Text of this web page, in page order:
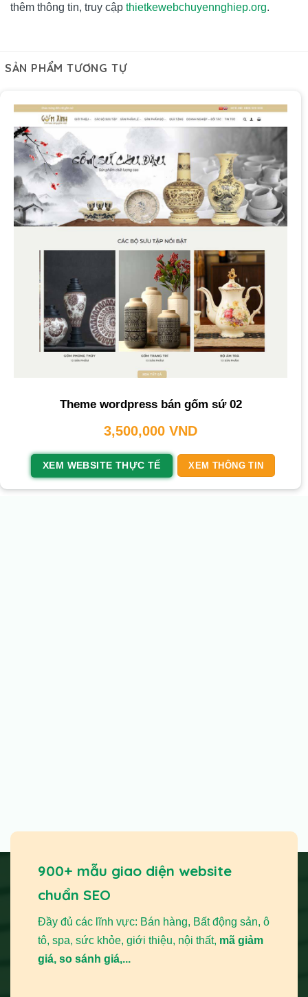
thêm thông tin, truy cập thietkewebchuyennghiep.org.
SẢN PHẨM TƯƠNG TỰ
Theme wordpress bán gốm sứ 02
3,500,000 VND
XEM WEBSITE THỰC TẾ XEM THÔNG TIN
900+ mẫu giao diện website
chuẩn SEO
Đầy đủ các lĩnh vực: Bán hàng, Bất động sản, ô
tô, spa, sức khỏe, giới thiệu, nội thất, mã giảm
giá, so sánh giá,...